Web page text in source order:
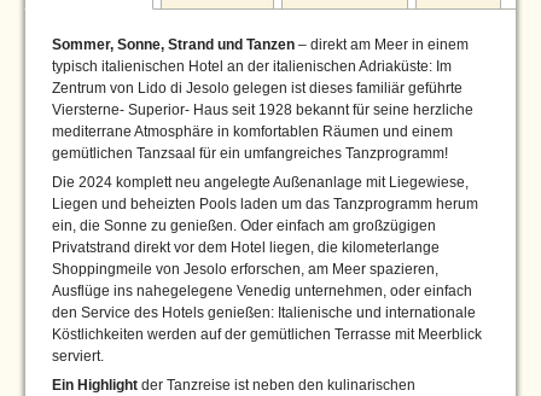
Sommer, Sonne, Strand und Tanzen – direkt am Meer in einem
typisch italienischen Hotel an der italienischen Adriaküste: Im
Zentrum von Lido di Jesolo gelegen ist dieses familiär geführte
Viersterne- Superior- Haus seit 1928 bekannt für seine herzliche
mediterrane Atmosphäre in komfortablen Räumen und einem
gemütlichen Tanzsaal für ein umfangreiches Tanzprogramm!
Die 2024 komplett neu angelegte Außenanlage mit Liegewiese,
Liegen und beheizten Pools laden um das Tanzprogramm herum
ein, die Sonne zu genießen. Oder einfach am großzügigen
Privatstrand direkt vor dem Hotel liegen, die kilometerlange
Shoppingmeile von Jesolo erforschen, am Meer spazieren,
Ausflüge ins nahegelegene Venedig unternehmen, oder einfach
den Service des Hotels genießen: Italienische und internationale
Köstlichkeiten werden auf der gemütlichen Terrasse mit Meerblick
serviert.
Ein Highlight der Tanzreise ist neben den kulinarischen